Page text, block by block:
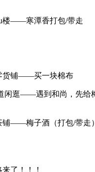
——寒潭香打包/带走
铺——买一块棉布
逛——遇到和尚，先给
——梅子酒（打包/带走
了！！！